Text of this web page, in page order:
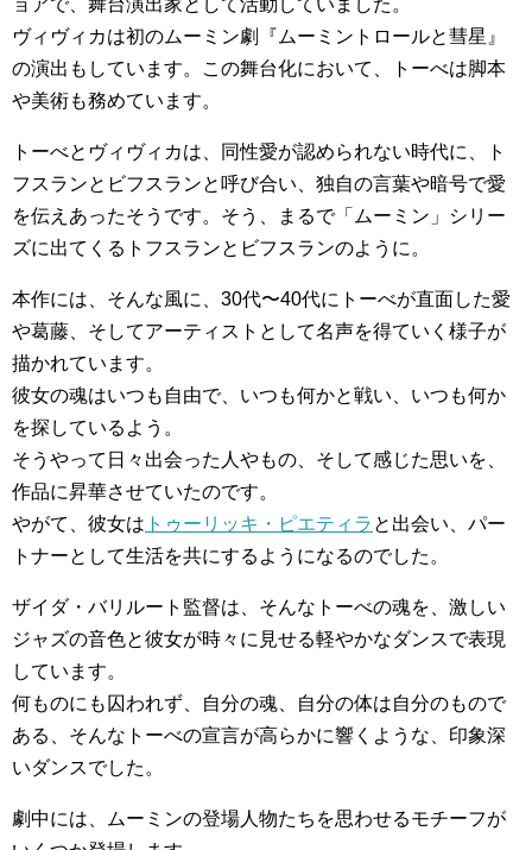
ョアで、舞台演出家として活動していました。
ヴィヴィカは初のムーミン劇『ムーミントロールと彗星』
の演出もしています。この舞台化において、トーべは脚本
や美術も務めています。
トーべとヴィヴィカは、同性愛が認められない時代に、ト
フスランとビフスランと呼び合い、独自の言葉や暗号で愛
を伝えあったそうです。そう、まるで「ムーミン」シリー
ズに出てくるトフスランとビフスランのように。
本作には、そんな風に、30代〜40代にトーべが直面した愛
や葛藤、そしてアーティストとして名声を得ていく様子が
描かれています。
彼女の魂はいつも自由で、いつも何かと戦い、いつも何か
を探しているよう。
そうやって日々出会った人やもの、そして感じた思いを、
作品に昇華させていたのです。
やがて、彼女は トゥーリッキ・ピエティラ と出会い、パー
トナーとして生活を共にするようになるのでした。
ザイダ・バリルート監督は、そんなトーべの魂を、激しい
ジャズの音色と彼女が時々に見せる軽やかなダンスで表現
しています。
何ものにも囚われず、自分の魂、自分の体は自分のもので
ある、そんなトーべの宣言が高らかに響くような、印象深
いダンスでした。
劇中には、ムーミンの登場人物たちを思わせるモチーフが